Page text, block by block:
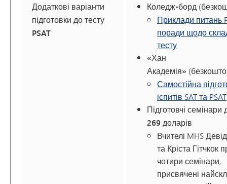
Додаткові варіанти
підготовки до тесту
PSAT
Коледж-борд
Приклади питань
поради щодо
тесту
«Хан
Академія»
Самостійна
іспитів SAT та PSAT
Підготовчі семінари
269 доларів
Вчителі MHS
та Кріста Гітчкок
чотири семінари,
присвячені